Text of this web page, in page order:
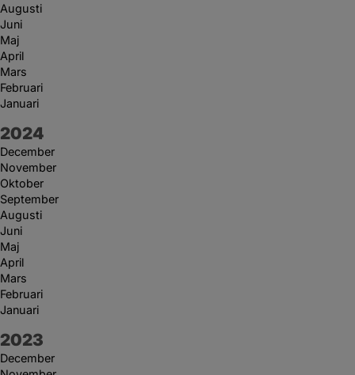
Augusti
Juni
Maj
April
Mars
Februari
Januari
År:
2024
December
November
Oktober
September
Augusti
Juni
Maj
April
Mars
Februari
Januari
År:
2023
December